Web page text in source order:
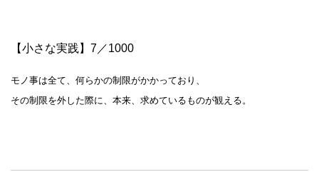
【小さな実践】7／1000
モノ事は全て、何らかの制限がかかっており、
その制限を外した際に、本来、求めているものが観える。